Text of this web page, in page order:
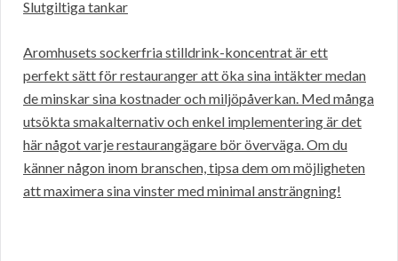
Slutgiltiga tankar
Aromhusets sockerfria stilldrink-koncentrat är ett
perfekt sätt för restauranger att öka sina intäkter medan
de minskar sina kostnader och miljöpåverkan. Med många
utsökta smakalternativ och enkel implementering är det
här något varje restaurangägare bör överväga. Om du
känner någon inom branschen, tipsa dem om möjligheten
att maximera sina vinster med minimal ansträngning!